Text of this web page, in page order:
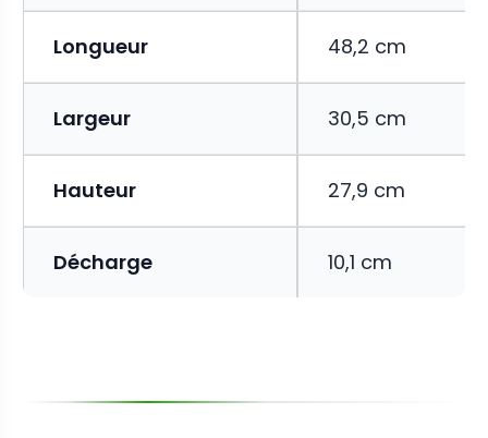
Longueur 48,2 cm
Largeur 30,5 cm
Hauteur 27,9 cm
Décharge 10,1 cm